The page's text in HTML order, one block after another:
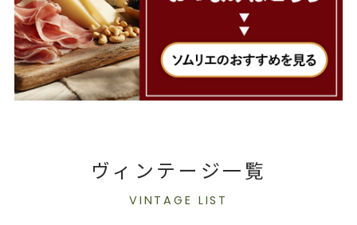
ヴィンテージ一覧
VINTAGE LIST